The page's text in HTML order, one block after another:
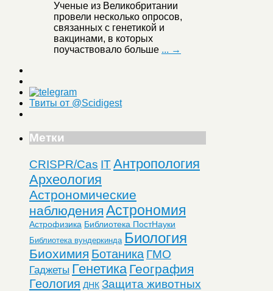
Ученые из Великобритании
провели несколько опросов,
связанных с генетикой и
вакцинами, в которых
поучаствовало больше ... →
Твиты от @Scidigest
Метки
CRISPR/Cas ITАнтропология
Археология
Астрономические
наблюдения Астрономия
Астрофизика Библиотека ПостНауки
Библиотека вундеркинда Биология
Биохимия Ботаника ГМО
Гаджеты Генетика География
Геология ДНК Защита животных